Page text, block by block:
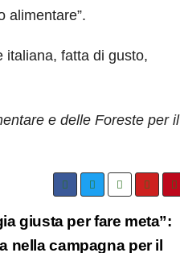
alimentare”.
italiana, fatta di gusto,
e delle Foreste per il
giusta per fare meta”:
nella campagna per il